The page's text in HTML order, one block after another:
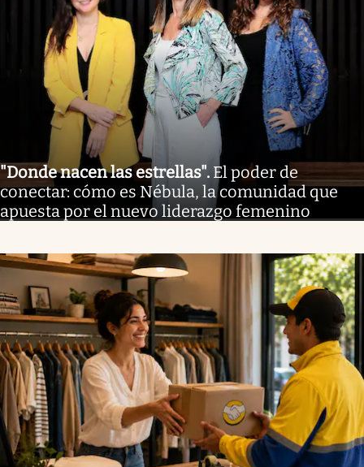
"Donde nacen las estrellas". El poder de
conectar: cómo es Nébula, la comunidad que
apuesta por el nuevo liderazgo femenino